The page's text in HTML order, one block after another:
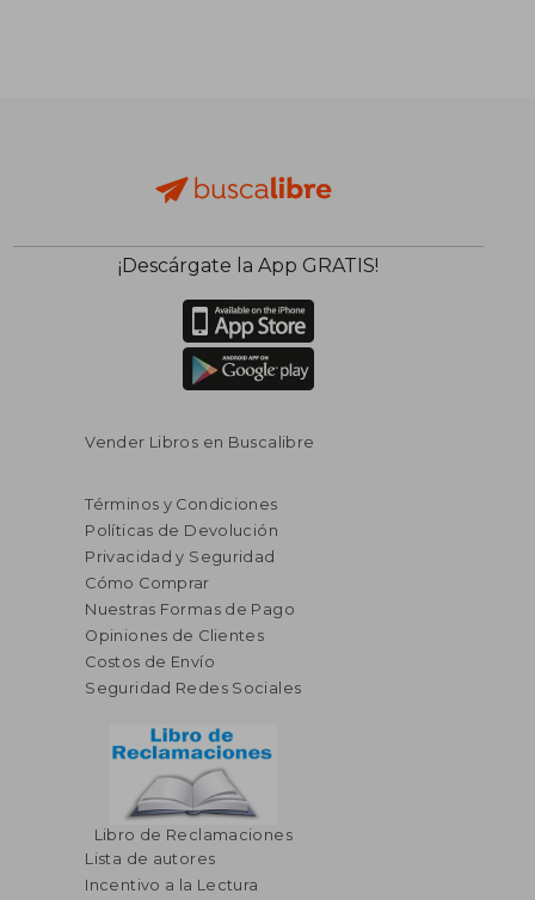
$ 47.04
$ 28.22
40%
40%
dcto.
$ 43.89
$ 26.33
¡Descárgate la App GRATIS!
Vender Libros en Buscalibre
Términos y Condiciones
Políticas de Devolución
Privacidad y Seguridad
Cómo Comprar
Nuestras Formas de Pago
Opiniones de Clientes
Costos de Envío
Seguridad Redes Sociales
Libro de Reclamaciones
Lista de autores
Incentivo a la Lectura